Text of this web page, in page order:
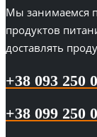
Мы занимаемся
продуктов
доставлять
+38 093 250
+38 099 250